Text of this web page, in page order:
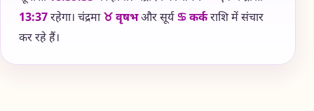
13:37रहेगा। चंद्रमा♉ वृषभऔर सूर्य♋ कर्कराशि में संचार
कर रहे हैं।